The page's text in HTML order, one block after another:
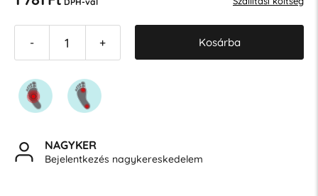
- + Kosárba
NAGYKER
Bejelentkezés nagykereskedelem